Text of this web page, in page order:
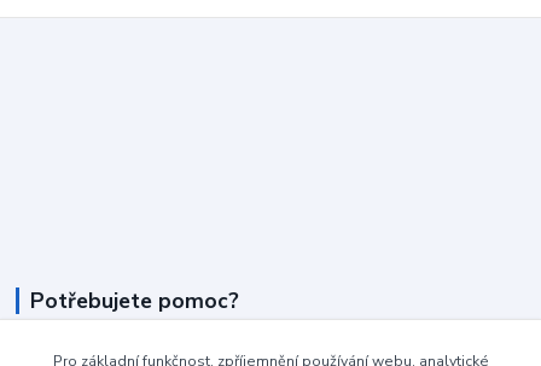
Potřebujete pomoc?
+420 604 990 800
Pro základní funkčnost, zpříjemnění používání webu, analytické